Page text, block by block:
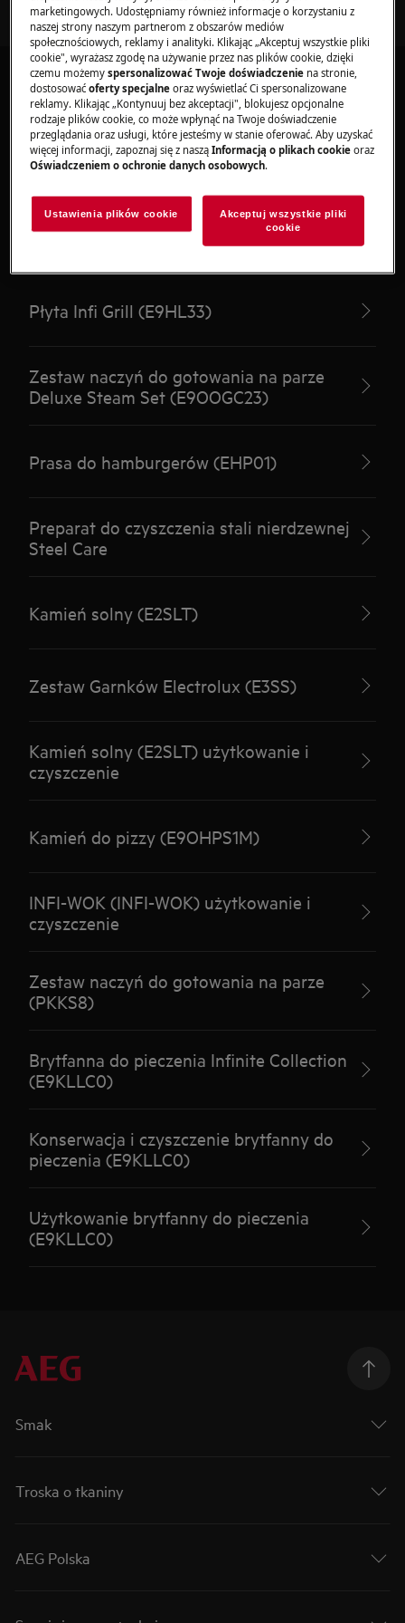
Polecane artykuły dla
Akcesoria do urządzeń
kuchennych
Płyta Infi Grill (E9HL33)
Zestaw naczyń do gotowania na parze
Deluxe Steam Set (E9OOGC23)
Prasa do hamburgerów (EHP01)
Preparat do czyszczenia stali nierdzewnej
Steel Care
Kamień solny (E2SLT)
Zestaw Garnków Electrolux (E3SS)
Kamień solny (E2SLT) użytkowanie i
czyszczenie
Kamień do pizzy (E9OHPS1M)
INFI-WOK (INFI-WOK) użytkowanie i
czyszczenie
Zestaw naczyń do gotowania na parze
(PKKS8)
Brytfanna do pieczenia Infinite Collection
(E9KLLC0)
Konserwacja i czyszczenie brytfanny do
pieczenia (E9KLLC0)
Użytkowanie brytfanny do pieczenia
(E9KLLC0)
Smak
Troska o tkaniny
AEG Polska
marketingowych. Udostępniamy również informacje o korzystaniu z
naszej strony naszym partnerom z obszarów mediów
społecznościowych, reklamy i analityki. Klikając „Akceptuj wszystkie pliki
cookie", wyrażasz zgodę na używanie przez nas plików cookie, dzięki
czemu możemyspersonalizować Twoje doświadczenie na stronie,
dostosowaćoferty specjalne oraz wyświetlać Ci spersonalizowane
reklamy. Klikając „Kontynuuj bez akceptacji", blokujesz opcjonalne
rodzaje plików cookie, co może wpłynąć na Twoje doświadczenie
przeglądania oraz usługi, które jesteśmy w stanie oferować. Aby uzyskać
więcej informacji, zapoznaj się z nasząInformacją o plikach cookie oraz
Oświadczeniem o ochronie danych osobowych.
Ustawienia plików cookie
Akceptuj wszystkie pliki
cookie